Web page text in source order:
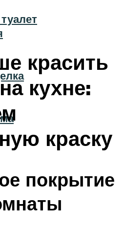
красить
кухне:
краску
покрытие